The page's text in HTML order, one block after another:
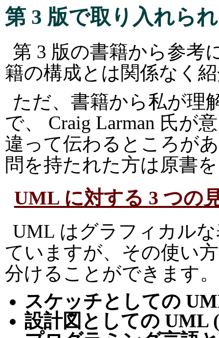
第 3 版で取り入れら
第 3 版の書籍から参考
籍の構成とは関係なく
ただ、書籍から私が理
で、 Craig Larman 氏が
違って伝わるところが
問を持たれた方は原書
UML に対する 3 つの
UML はグラフィカル
ていますが、その使い
分けることができます。
スケッチとしての
設計図としての UML